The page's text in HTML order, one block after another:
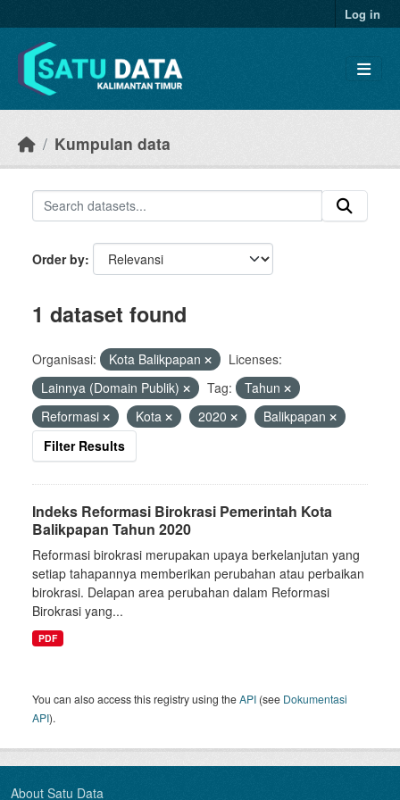
Log in
Kumpulan data
Order by
1 dataset found
Organisasi: Kota Balikpapan
Licenses:
Lainnya (Domain Publik)
Tag:
Tahun
Reformasi
Kota 2020
Balikpapan
Filter Results
Indeks Reformasi Birokrasi Pemerintah Kota
Balikpapan Tahun 2020
Reformasi birokrasi merupakan upaya berkelanjutan yang
setiap tahapannya memberikan perubahan atau perbaikan
birokrasi. Delapan area perubahan dalam Reformasi
Birokrasi yang...
PDF
You can also access this registry using theAPI (see Dokumentasi
API).
About Satu Data